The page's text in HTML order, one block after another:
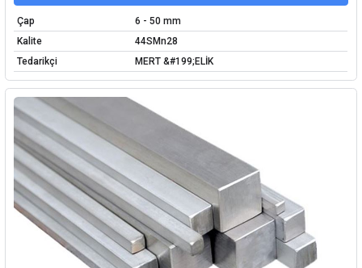
Çap
6 - 50 mm
Kalite
44SMn28
Tedarikçi
MERT &#199;ELİK